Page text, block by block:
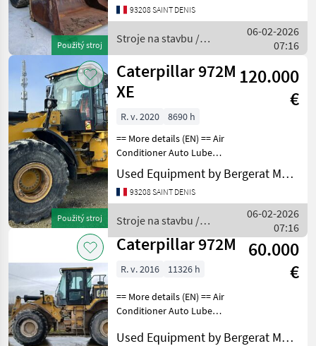
Použitý stroj
Manual Product Link Radio
Ultra Low Sulfur Diesel
FuelTIRES
93208 SAINT DENIS
Stroje na stavbu /
Caterpillar
06-02-2026
07:16
Použitý stroj
Caterpillar 972M
XE
120.000
€
R. v. 2020
8690 h
== More details (EN) == Air
Conditioner Auto Lube
Boom, GP Bucket
Counterweight Differential
Lock Differential Type -
Lighting Online Owne
Used Equipment by Bergerat Monnoyeur
93208 SAINT DENIS
Stroje na stavbu /
Caterpillar
06-02-2026
07:16
Caterpillar 972M 60.000
€
R. v. 2016 11326 h
== More details (EN) == Air
Conditioner Auto Lube
Counterweight Differential
Used Equipment by Bergerat Monnoyeur